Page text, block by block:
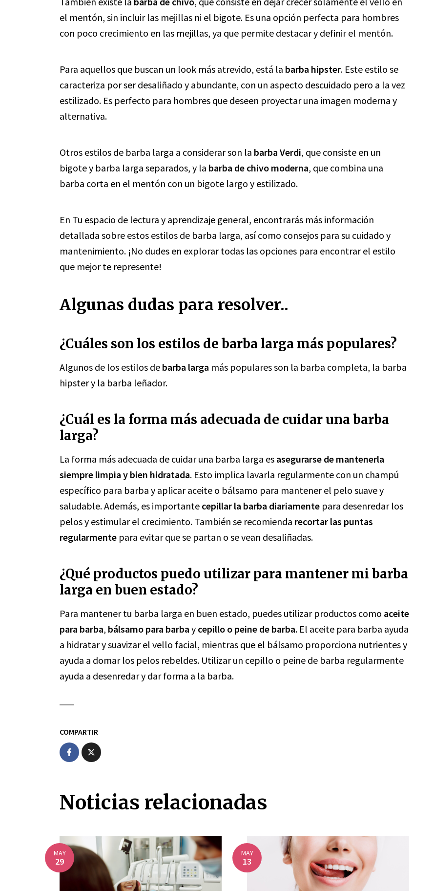
el mentón, sin incluir las mejillas ni el bigote. Es una opción perfecta para hombres
con poco crecimiento en las mejillas, ya que permite destacar y definir el mentón.
Para aquellos que buscan un look más atrevido, está la barba hipster. Este estilo se
caracteriza por ser desaliñado y abundante, con un aspecto descuidado pero a la vez
estilizado. Es perfecto para hombres que deseen proyectar una imagen moderna y
alternativa.
Otros estilos de barba larga a considerar son la barba Verdi, que consiste en un
bigote y barba larga separados, y la barba de chivo moderna, que combina una
barba corta en el mentón con un bigote largo y estilizado.
En Tu espacio de lectura y aprendizaje general, encontrarás más información
detallada sobre estos estilos de barba larga, así como consejos para su cuidado y
mantenimiento. ¡No dudes en explorar todas las opciones para encontrar el estilo
que mejor te represente!
Algunas dudas para resolver..
¿Cuáles son los estilos de barba larga más populares?
Algunos de los estilos de barba larga más populares son la barba completa, la barba
hipster y la barba leñador.
¿Cuál es la forma más adecuada de cuidar una barba
larga?
La forma más adecuada de cuidar una barba larga es asegurarse de mantenerla
siempre limpia y bien hidratada. Esto implica lavarla regularmente con un champú
específico para barba y aplicar aceite o bálsamo para mantener el pelo suave y
saludable. Además, es importante cepillar la barba diariamente para desenredar los
pelos y estimular el crecimiento. También se recomienda recortar las puntas
regularmente para evitar que se partan o se vean desaliñadas.
¿Qué productos puedo utilizar para mantener mi barba
larga en buen estado?
Para mantener tu barba larga en buen estado, puedes utilizar productos como aceite
para barba, bálsamo para barba y cepillo o peine de barba. El aceite para barba ayuda
a hidratar y suavizar el vello facial, mientras que el bálsamo proporciona nutrientes y
ayuda a domar los pelos rebeldes. Utilizar un cepillo o peine de barba regularmente
ayuda a desenredar y dar forma a la barba.
COMPARTIR
Noticias relacionadas
MAY
29
MAY
13